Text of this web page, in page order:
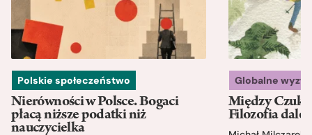
Polskie społeczeństwo
Nierówności w Polsce. Bogaci
płacą niższe podatki niż
nauczycielka
Globalne
Między
Filozofia